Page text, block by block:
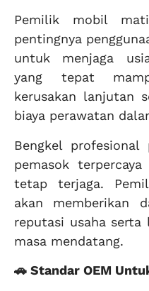
Pemilik mobil
pentingnya
untuk menjaga
yang tepat
kerusakan lanjutan
biaya perawatan
Bengkel
pemasok
tetap terjaga.
akan memberikan
reputasi usaha serta
masa mendatang.
🚗 Standar OEM